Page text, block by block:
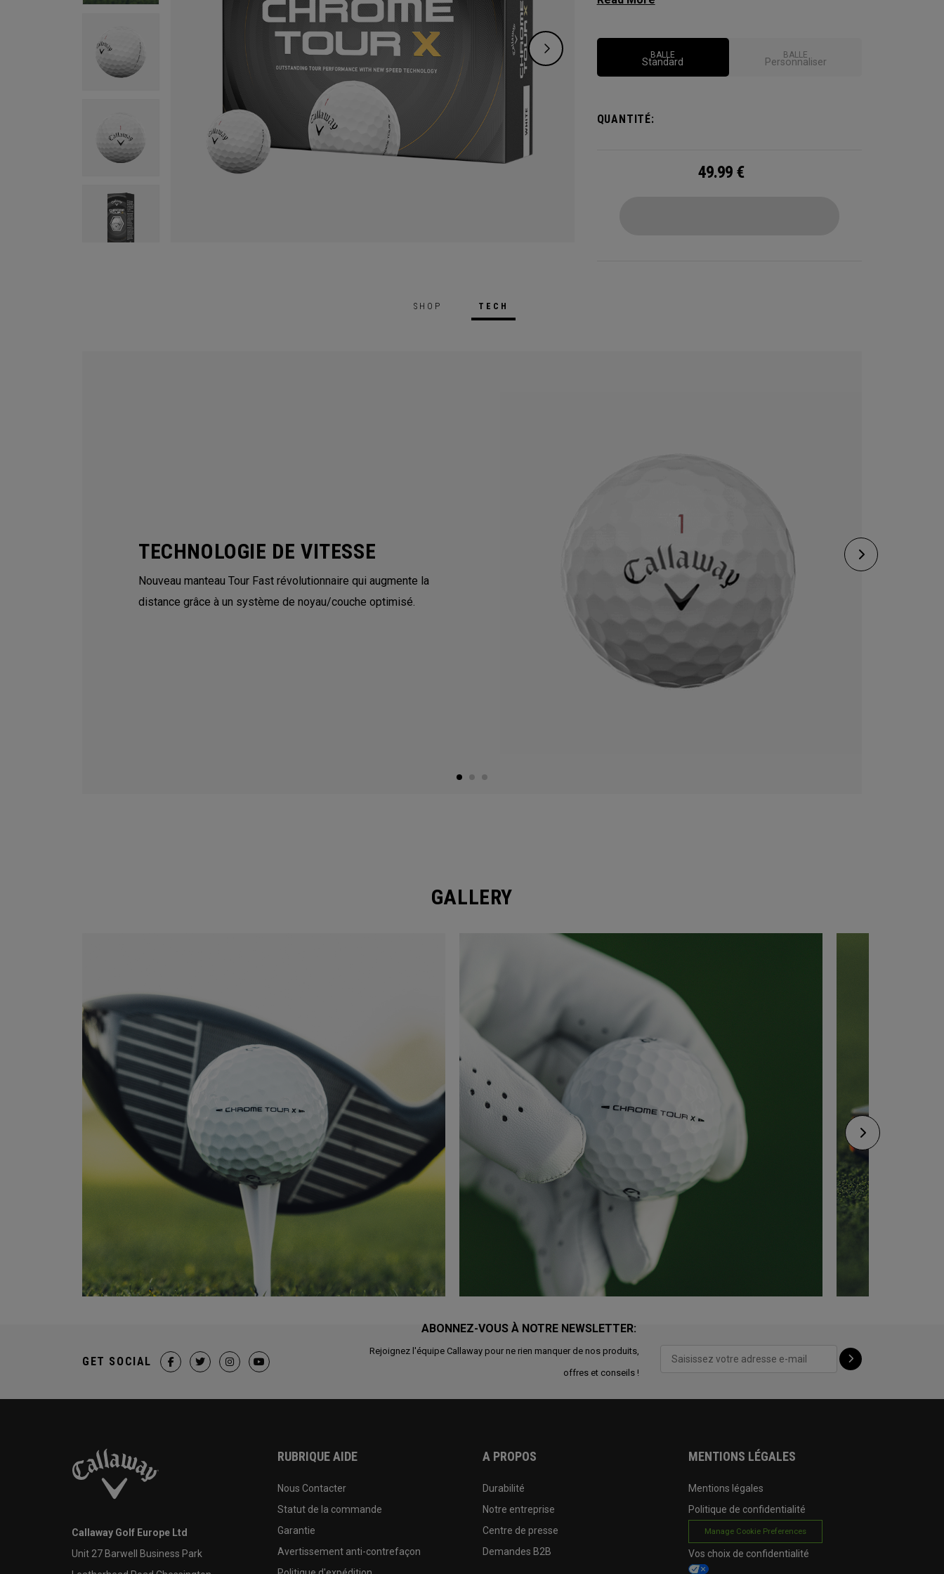
BALLE
Standard
BALLE
Personnaliser
QUANTITÉ:
49.99 €
SHOP TECH
TECHNOLOGIE DE VITESSE
Nouveau manteau Tour Fast révolutionnaire qui augmente la
distance grâce à un système de noyau/couche optimisé.
GALLERY
ABONNEZ-VOUS À NOTRE NEWSLETTER:
Rejoignez l'équipe Callaway pour ne rien manquer de nos produits,
offres et conseils !
GET SOCIAL
Callaway Golf Europe Ltd
Unit 27 Barwell Business Park
RUBRIQUE AIDE
Nous Contacter
Statut de la commande
Garantie
Avertissement anti-contrefaçon
A PROPOS
Durabilité
Notre entreprise
Centre de presse
Demandes B2B
MENTIONS LÉGALES
Mentions légales
Politique de confidentialité
Manage Cookie Preferences
Vos choix de confidentialité